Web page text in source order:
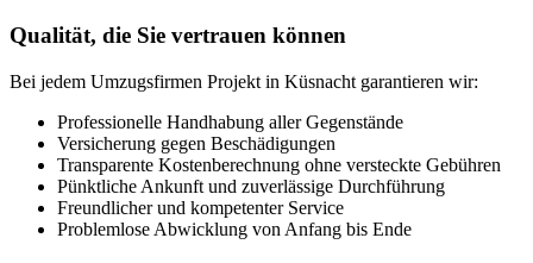
Qualität, die Sie vertrauen können
Bei jedem Umzugsfirmen Projekt in Küsnacht garantieren wir:
Professionelle Handhabung aller Gegenstände
Versicherung gegen Beschädigungen
Transparente Kostenberechnung ohne versteckte Gebühren
Pünktliche Ankunft und zuverlässige Durchführung
Freundlicher und kompetenter Service
Problemlose Abwicklung von Anfang bis Ende